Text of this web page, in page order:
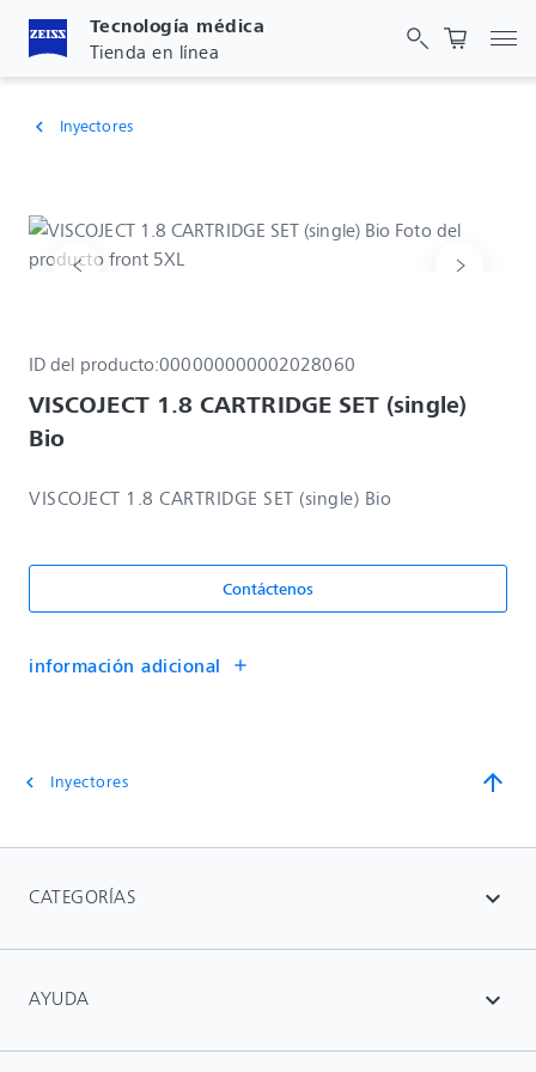
Tecnología médica
Tienda en línea
chevron_left Inyectores
ID del producto:000000000002028060
VISCOJECT 1.8 CARTRIDGE SET (single)
Bio
VISCOJECT 1.8 CARTRIDGE SET (single) Bio
Contáctenos
información adicional add
chevron_left Inyectores arrow_upward
CATEGORÍAS expand_more
AYUDA expand_more